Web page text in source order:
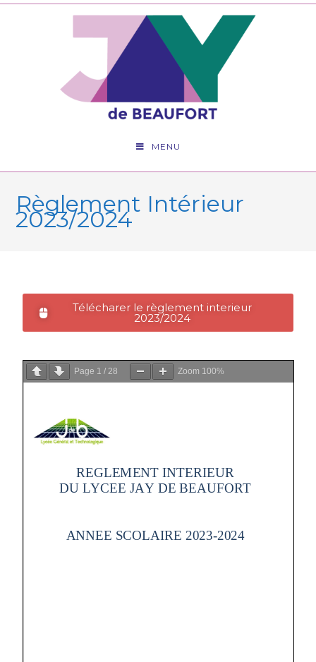
MENU
Règlement Intérieur
2023/2024
Télécharer le règlement interieur
2023/2024
Page 1 /28 Zoom 100%